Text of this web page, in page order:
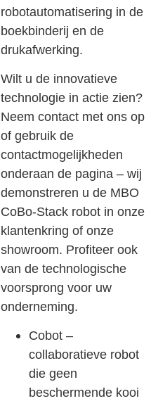
robotautomatisering in de
boekbinderij en de
drukafwerking.
Wilt u de innovatieve
technologie in actie zien?
Neem contact met ons op
of gebruik de
contactmogelijkheden
onderaan de pagina – wij
demonstreren u de MBO
CoBo-Stack robot in onze
klantenkring of onze
showroom. Profiteer ook
van de technologische
voorsprong voor uw
onderneming.
Cobot –
collaboratieve robot
die geen
beschermende kooi